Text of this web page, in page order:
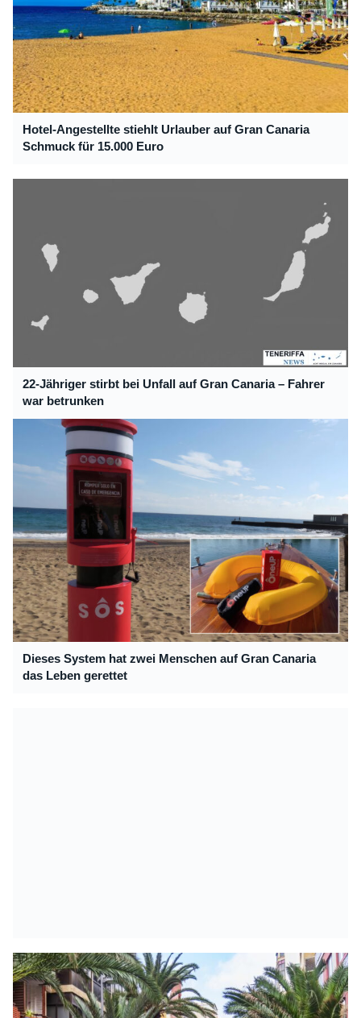
Hotel-Angestellte stiehlt Urlauber auf Gran Canaria
Schmuck für 15.000 Euro
22-Jähriger stirbt bei Unfall auf Gran Canaria – Fahrer
war betrunken
Dieses System hat zwei Menschen auf Gran Canaria
das Leben gerettet